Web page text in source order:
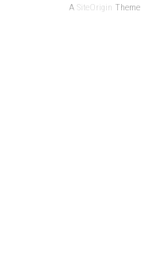
A SiteOrigin Theme